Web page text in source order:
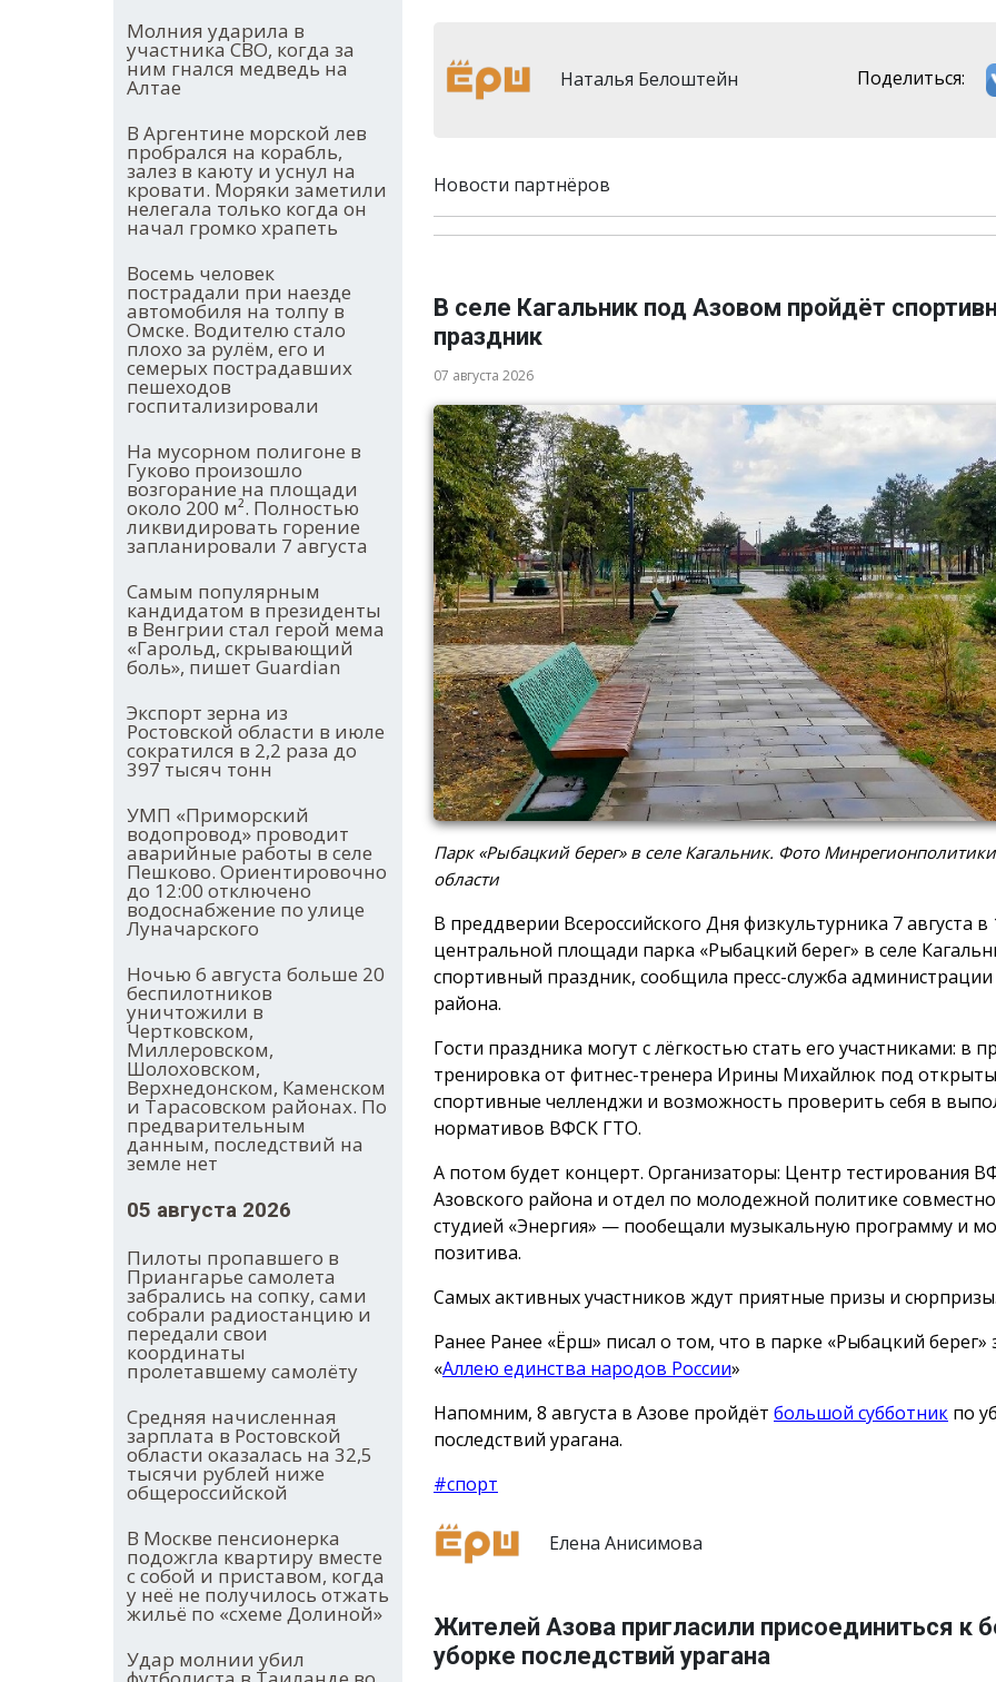
Молния ударила в
участника СВО, когда за
ним гнался медведь на
Алтае
В Аргентине морской лев
пробрался на корабль,
залез в каюту и уснул на
кровати. Моряки заметили
нелегала только когда он
начал громко храпеть
Восемь человек
пострадали при наезде
автомобиля на толпу в
Омске. Водителю стало
плохо за рулём, его и
семерых пострадавших
пешеходов
госпитализировали
На мусорном полигоне в
Гуково произошло
возгорание на площади
около 200 м². Полностью
ликвидировать горение
запланировали 7 августа
Самым популярным
кандидатом в президенты
в Венгрии стал герой мема
«Гарольд, скрывающий
боль», пишет Guardian
Экспорт зерна из
Ростовской области в июле
сократился в 2,2 раза до
397 тысяч тонн
УМП «Приморский
водопровод» проводит
аварийные работы в селе
Пешково. Ориентировочно
до 12:00 отключено
водоснабжение по улице
Луначарского
Ночью 6 августа больше 20
беспилотников
уничтожили в
Чертковском,
Миллеровском,
Шолоховском,
Верхнедонском, Каменском
и Тарасовском районах. По
предварительным
данным, последствий на
земле нет
05 августа 2026
Пилоты пропавшего в
Приангарье самолета
забрались на сопку, сами
собрали радиостанцию и
передали свои
координаты
пролетавшему самолёту
Средняя начисленная
зарплата в Ростовской
области оказалась на 32,5
тысячи рублей ниже
общероссийской
В Москве пенсионерка
подожгла квартиру вместе
с собой и приставом, когда
у неё не получилось отжать
жильё по «схеме Долиной»
Удар молнии убил
Наталья Белоштейн Поделиться:
Новости партнёров
В селе Кагальник под Азовом пройдёт
праздник
07 августа 2026
Парк «Рыбацкий берег» в селе Кагальник. Фото
области
В преддверии Всероссийского Дня физкультурника 7 августа в
центральной площади парка «Рыбацкий берег» в селе
спортивный праздник, сообщила пресс-служба администрации
района.
Гости праздника могут с лёгкостью стать его участниками: в
тренировка от фитнес-тренера Ирины Михайлюк под
спортивные челленджи и возможность проверить себя в
нормативов ВФСК ГТО.
А потом будет концерт. Организаторы: Центр тестирования
Азовского района и отдел по молодежной политике
студией «Энергия» — пообещали музыкальную программу и
позитива.
Самых активных участников ждут приятные призы и
Ранее Ранее «Ёрш» писал о том, что в парке «Рыбацкий берег»
«Аллею единства народов России»
Напомним, 8 августа в Азове пройдёт большой субботник по
последствий урагана.
#спорт
Елена Анисимова
Жителей Азова пригласили присоединиться к
уборке последствий урагана